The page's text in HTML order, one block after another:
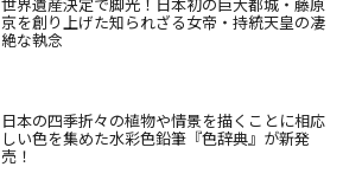
世界遺産決定で脚光！日本初の巨大都城・藤原
京を創り上げた知られざる女帝・持統天皇の凄
絶な執念
日本の四季折々の植物や情景を描くことに相応
しい色を集めた水彩色鉛筆『色辞典』が新発
売！